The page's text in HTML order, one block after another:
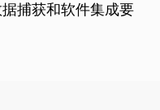
捕获和软件集成要